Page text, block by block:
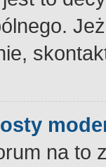
na to